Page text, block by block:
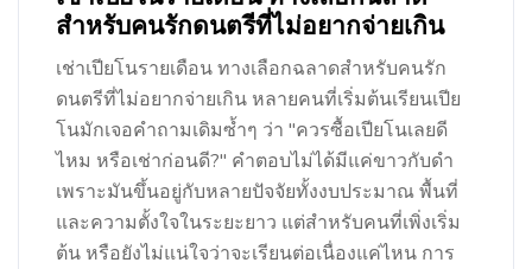
สำหรับคนรักดนตรีที่ไม่อยากจ่ายเกิน
เช่าเปียโนรายเดือน ทางเลือกฉลาดสำหรับคนรัก
ดนตรีที่ไม่อยากจ่ายเกิน หลายคนที่เริ่มต้นเรียนเปีย
โนมักเจอคำถามเดิมซ้ำๆ ว่า "ควรซื้อเปียโนเลยดี
ไหม หรือเช่าก่อนดี?" คำตอบไม่ได้มีแค่ขาวกับดำ
เพราะมันขึ้นอยู่กับหลายปัจจัยทั้งงบประมาณ พื้นที่
และความตั้งใจในระยะยาว แต่สำหรับคนที่เพิ่งเริ่ม
ต้น หรือยังไม่แน่ใจว่าจะเรียนต่อเนื่องแค่ไหน การ